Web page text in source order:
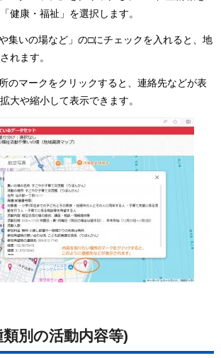
健康・福祉」を選択します。
集いの場など」の□にチェックを入れると、地
れます。
のマークをクリックすると、連絡先などが表
大や縮小して表示できます。
別の活動内容等)